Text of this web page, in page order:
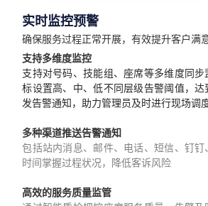
实时监控预警
确保服务过程正常开展，有效提升客户满
支持多维度监控
支持对号码、技能组、座席等多维度同
标设置高、中、低不同层级告警阈值，
发告警通知，助力管理员及时进行现场调
多种渠道推送告警通知
包括站内消息、邮件、电话、短信、钉
时间掌握过程状况，降低客诉风险
高效的服务质量监管